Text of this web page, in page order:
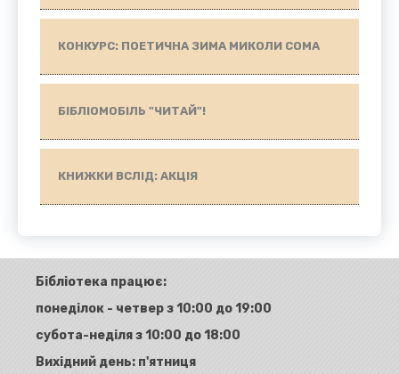
КОНКУРС: ПОЕТИЧНА ЗИМА МИКОЛИ СОМА
БІБЛІОМОБІЛЬ "ЧИТАЙ"!
КНИЖКИ ВСЛІД: АКЦІЯ
Бібліотека працює:
понеділок - четвер з 10:00 до 19:00
субота-неділя з 10:00 до 18:00
Вихідний день: п'ятниця